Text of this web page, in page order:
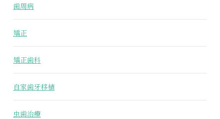
歯周病
矯正
矯正歯科
自家歯牙移植
虫歯治療